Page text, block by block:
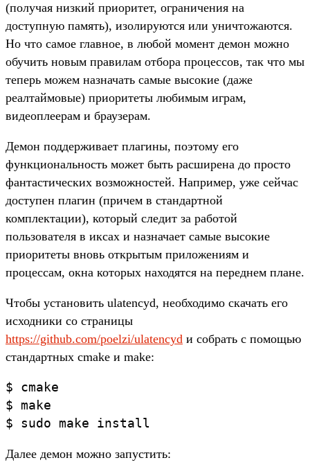
(получая низкий приоритет, ограничения на
доступную память), изолируются или уничтожаются.
Но что самое главное, в любой момент демон можно
обучить новым правилам отбора процессов, так что мы
теперь можем назначать самые высокие (даже
реалтаймовые) приоритеты любимым играм,
видеоплеерам и браузерам.
Демон поддерживает плагины, поэтому его
функциональность может быть расширена до просто
фантастических возможностей. Например, уже сейчас
доступен плагин (причем в стандартной
комплектации), который следит за работой
пользователя в иксах и назначает самые высокие
приоритеты вновь открытым приложениям и
процессам, окна которых находятся на переднем плане.
Чтобы установить ulatencyd, необходимо скачать его
исходники со страницы
https://github.com/poelzi/ulatencyd и собрать с помощью
стандартных cmake и make:
$ cmake
$ make
$ sudo make install
Далее демон можно запустить: